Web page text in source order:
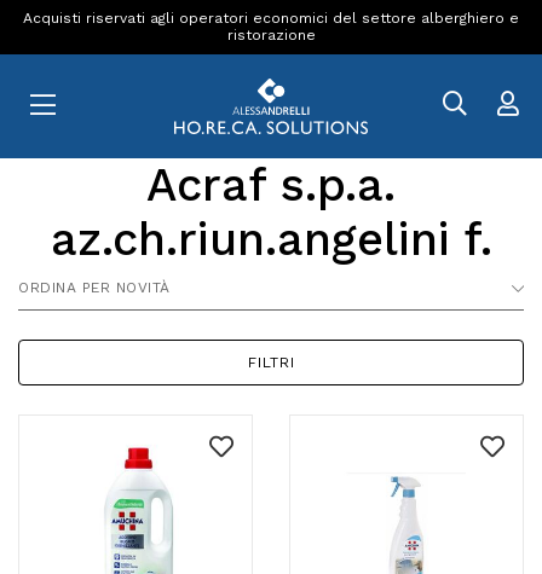
Acquisti riservati agli operatori economici del settore alberghiero e
ristorazione
Acraf s.p.a.
az.ch.riun.angelini f.
ORDINA PER NOVITÀ
FILTRI